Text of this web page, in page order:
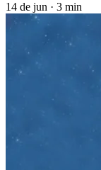
14 de jun · 3 min